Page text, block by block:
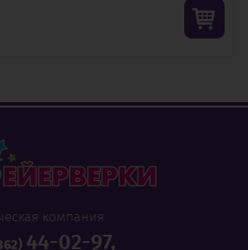
компания
44-02-97,